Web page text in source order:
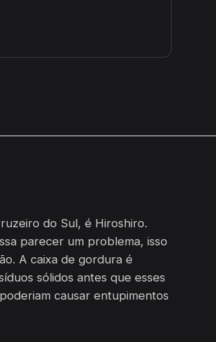
do Sul, é Hiroshiro.
parecer um problema, isso
A caixa de gordura é
sólidos antes que esses
causar entupimentos